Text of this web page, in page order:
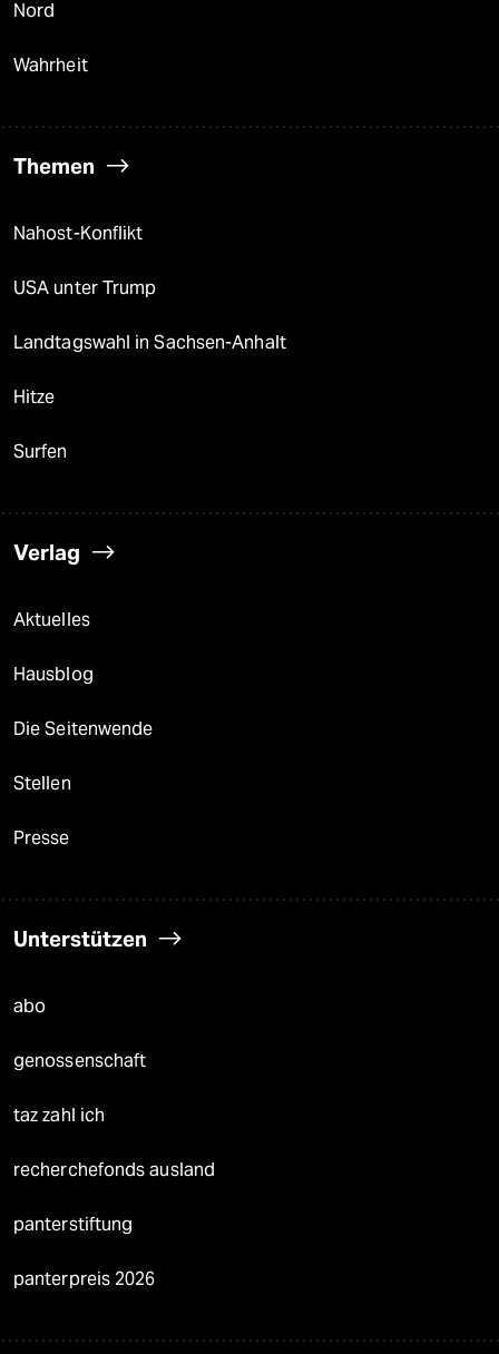
Nord
Wahrheit
Themen
Nahost-Konflikt
USA unter Trump
Landtagswahl in Sachsen-Anhalt
Hitze
Surfen
Verlag
Aktuelles
Hausblog
Die Seitenwende
Stellen
Presse
Unterstützen
abo
genossenschaft
taz zahl ich
recherchefonds ausland
panterstiftung
panterpreis 2026